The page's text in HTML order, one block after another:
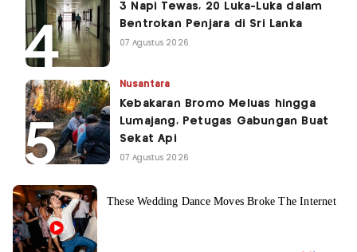
3 Napi Tewas, 20 Luka-Luka dalam
Bentrokan Penjara di Sri Lanka
07 Agustus 2026
Nusantara
Kebakaran Bromo Meluas hingga
Lumajang, Petugas Gabungan Buat
Sekat Api
07 Agustus 2026